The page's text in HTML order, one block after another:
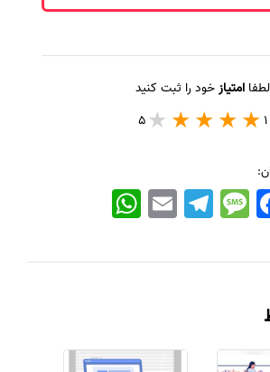
لطفاامتیازخود را ثبت کنید
1
5
WhatsApp EmailTelegramMessage